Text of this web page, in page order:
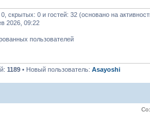
0, скрытых: 0 и гостей: 32 (основано на
2026, 09:22
пользователей
1189 • Новый пользователь: Asayoshi